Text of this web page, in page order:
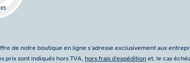
de notre boutique en ligne s’adresse exclusivement aux
prix sont indiqués hors TVA, hors frais d'expédition et, le cas